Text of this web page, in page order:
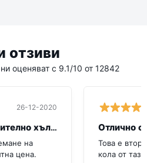
отзиви
оценяват с 9.1/10 от 12842
26-12-2020
Общо взето, незначително хълцане
на
цена.
Отлично
Това е
кола от